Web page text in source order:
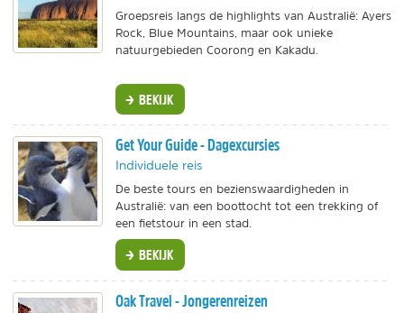
Groepsreis langs de highlights van Australië: Ayers
Rock, Blue Mountains, maar ook unieke
natuurgebieden Coorong en Kakadu.
BEKIJK
Get Your Guide - Dagexcursies
Individuele reis
De beste tours en bezienswaardigheden in
Australië: van een boottocht tot een trekking of
een fietstour in een stad.
BEKIJK
Oak Travel - Jongerenreizen